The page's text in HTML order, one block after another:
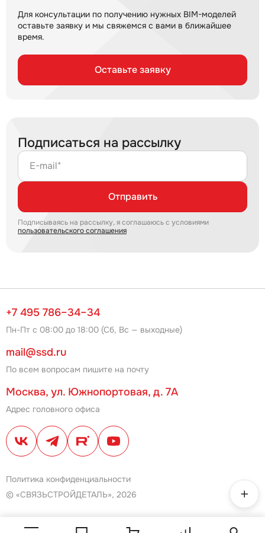
Для консультации по получению нужных BIM-моделей
оставьте заявку и мы свяжемся с вами в ближайшее
время.
Оставьте заявку
Подписаться на рассылку
E-mail*
Отправить
Подписываясь на рассылку, я соглашаюсь с условиями
пользовательского соглашения
+7 495 786–34–34
Пн-Пт с 08:00 до 18:00 (Сб, Вс — выходные)
mail@ssd.ru
По всем вопросам пишите на почту
Москва, ул. Южнопортовая, д. 7А
Адрес головного офиса
Политика конфиденциальности
© «СВЯЗЬСТРОЙДЕТАЛЬ», 2026